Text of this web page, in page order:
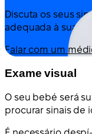
Discuta os seus
adequada à sua
Falar com um
Exame visual
O seu bebé será
procurar sinais de